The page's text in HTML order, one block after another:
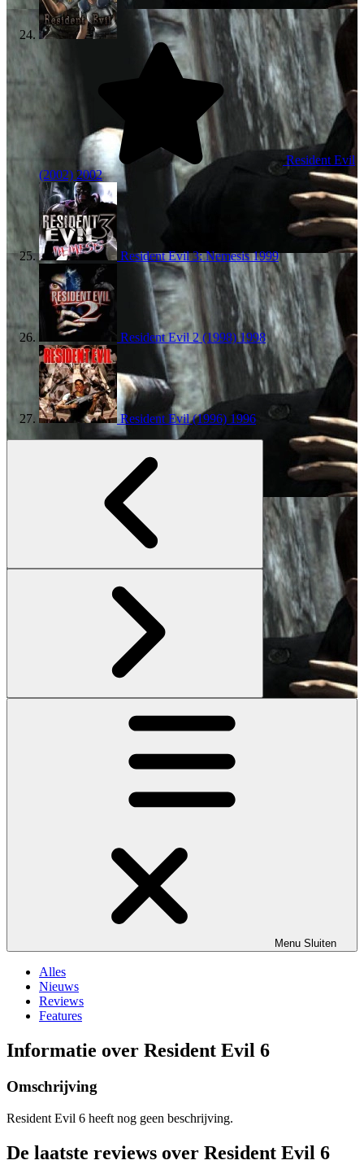
Resident Evil
(2002) 2002
Resident Evil 3: Nemesis1999
Resident Evil 2 (1998)1998
Resident Evil (1996) 1996
Menu Sluiten
Alles
Nieuws
Reviews
Features
Informatie over Resident Evil 6
Omschrijving
Resident Evil 6 heeft nog geen beschrijving.
De laatste reviews over Resident Evil 6